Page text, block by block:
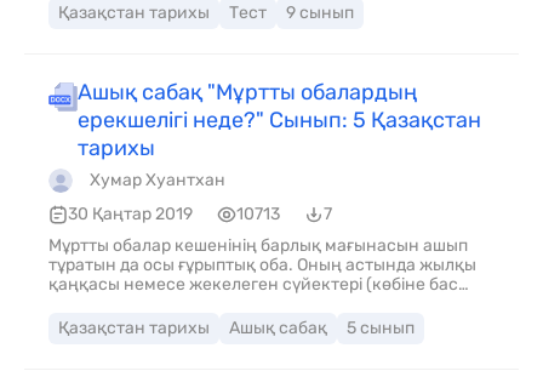
Қазақстан тарихы Тест 9 сынып
Ашық сабақ "Мұртты обалардың
ерекшелігі неде?" Сынып: 5 Қазақстан
тарихы
Хумар Хуантхан
30 Қаңтар 2019
10713
7
Мұртты обалар кешенінің барлық мағынасын ашып
тұратын да осы ғұрыптық оба. Оның астында жылқы
қаңқасы немесе жекелеген сүйектері (көбіне бас
Шағын құрылыстар астынан аз мөлшерде күл, кейде
мал сүйектері табылған. Бір топ ғалымдар мұртты
Қазақстан тарихы Ашық сабақ 5 сынып